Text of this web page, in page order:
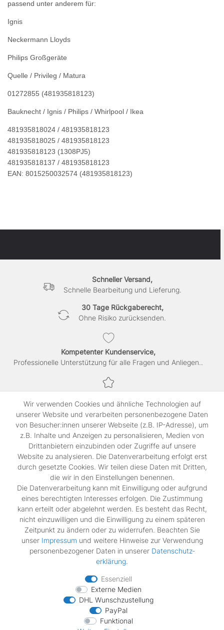
passend unter anderem für:
Ignis
Neckermann Lloyds
Philips Großgeräte
Quelle / Privileg / Matura
01272855 (481935818123)
Bauknecht / Ignis / Philips / Whirlpool / Ikea
481935818024 / 481935818123
481935818025 / 481935818123
481935818123 (1308PJ5)
481935818137 / 481935818123
EAN: 8015250032574 (481935818123)
Schneller Versand,
Schnelle Bearbeitung und Lieferung.
30 Tage Rückgaberecht,
Ohne Risiko zurücksenden.
Kompetenter Kundenservice,
Professionelle Unterstützung für alle Fragen und Anliegen..
SSL-verschlüsselte Abwicklung für maximale Sicherheit.
Shop
Kontakt
Rechtliches
Widerrufs­recht
Impressum
Daten­schutz­erklärung
AGB
Vertrag widerrufen
Zahlungsarten
Wir verschicken mit
Wir verwenden Cookies und ähnliche Technologien auf
unserer Website und verarbeiten personenbezogene Daten
von Besucher:innen unserer Webseite (z.B. IP-Adresse), um
z.B. Inhalte und Anzeigen zu personalisieren, Medien von
Drittanbietern einzubinden oder Zugriffe auf unsere
Website zu analysieren. Die Datenverarbeitung erfolgt erst
durch gesetzte Cookies. Wir teilen diese Daten mit Dritten,
die wir in den Einstellungen benennen.
Die Datenverarbeitung kann mit Einwilligung oder aufgrund
eines berechtigten Interesses erfolgen. Die Zustimmung
kann erteilt oder abgelehnt werden. Es besteht das Recht,
nicht einzuwilligen und die Einwilligung zu einem späteren
Zeitpunkt zu ändern oder zu widerrufen. Beachten Sie
unser Impressum und weitere Hinweise zur Verwendung
personenbezogener Daten in unserer Daten­schutz­
erklärung.
Essenziell
Externe Medien
DHL Wunschzustellung
PayPal
Funktional